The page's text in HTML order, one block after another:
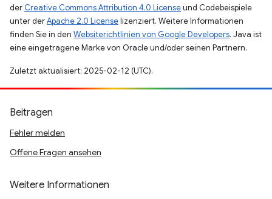
der Creative Commons Attribution 4.0 Licenseund Codebeispiele
unter derApache 2.0 Licenselizenziert. Weitere Informationen
finden Sie in den Websiterichtlinien von Google Developers. Java ist
eine eingetragene Marke von Oracle und/oder seinen Partnern.
Zuletzt aktualisiert: 2025-02-12 (UTC).
Beitragen
Fehler melden
Offene Fragen ansehen
Weitere Informationen